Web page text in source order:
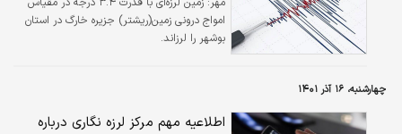
امواج درونی زمین(ریشتر) جزیره خارگ در استان
بوشهر را لرزاند.
چهارشنبه، ۱۶ آذر ۱۴۰۱
اطلاعیه مهم مرکز لرزه نگاری درباره